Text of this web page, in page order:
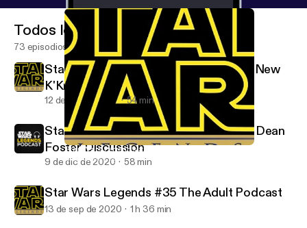
Star Wars Legends #37 Ahsoka is the New K'Kruhk
Star Wars Legends Podcast
Todos los episodios
73 episodios
Star Wars Legends #37 Ahsoka is the New
K'Kruhk
12 de dic de 2020 54 min
Star Wars Legends Podcast #36 Alan Dean
Foster Discussion
9 de dic de 2020 58 min
Star Wars Legends #35 The Adult Podcast
13 de sep de 2020 1 h 36 min